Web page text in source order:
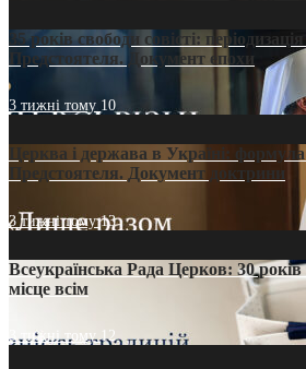
35 років свободи совісті:
Предстоятеля. Документ епохи
3 тижні тому 10
Церква і держава в Україні: формула
Предстоятеля. Документ доктрини
3 тижні тому13
Всеукраїнська Рада Церков: 30
місце всім
3 тижні тому12